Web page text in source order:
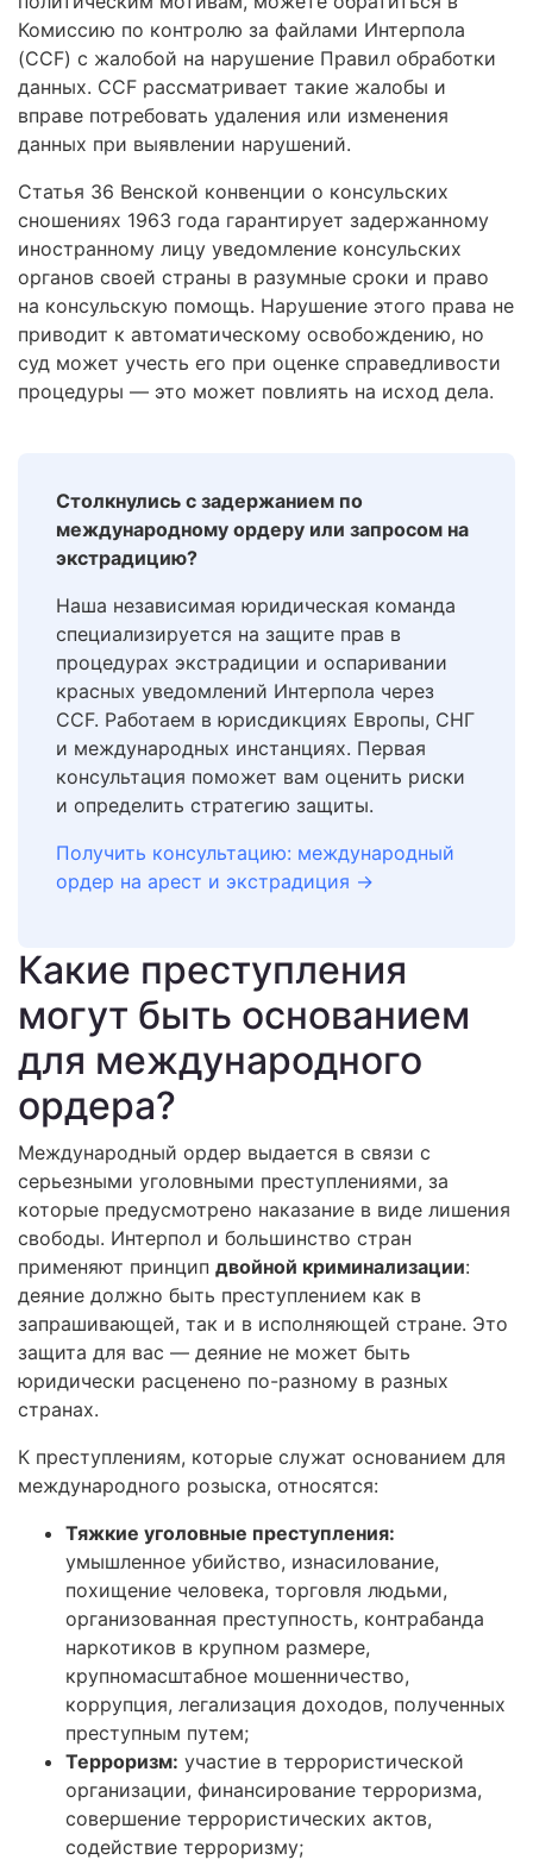
Комиссию по контролю за файлами Интерпола
(CCF) с жалобой на нарушение Правил обработки
данных. CCF рассматривает такие жалобы и
вправе потребовать удаления или изменения
данных при выявлении нарушений.
Статья 36 Венской конвенции о консульских
сношениях 1963 года гарантирует задержанному
иностранному лицу уведомление консульских
органов своей страны в разумные сроки и право
на консульскую помощь. Нарушение этого права не
приводит к автоматическому освобождению, но
суд может учесть его при оценке справедливости
процедуры — это может повлиять на исход дела.
Столкнулись с задержанием по
международному ордеру или запросом на
экстрадицию?
Наша независимая юридическая команда
специализируется на защите прав в
процедурах экстрадиции и оспаривании
красных уведомлений Интерпола через
CCF. Работаем в юрисдикциях Европы, СНГ
и международных инстанциях. Первая
консультация поможет вам оценить риски
и определить стратегию защиты.
Получить консультацию: международный
ордер на арест и экстрадиция →
Какие преступления
могут быть основанием
для международного
ордера?
Международный ордер выдается в связи с
серьезными уголовными преступлениями, за
которые предусмотрено наказание в виде лишения
свободы. Интерпол и большинство стран
применяют принцип двойной криминализации:
деяние должно быть преступлением как в
запрашивающей, так и в исполняющей стране. Это
защита для вас — деяние не может быть
юридически расценено по-разному в разных
странах.
К преступлениям, которые служат основанием для
международного розыска, относятся:
Тяжкие уголовные преступления:
умышленное убийство, изнасилование,
похищение человека, торговля людьми,
организованная преступность, контрабанда
наркотиков в крупном размере,
крупномасштабное мошенничество,
коррупция, легализация доходов, полученных
преступным путем;
Терроризм: участие в террористической
организации, финансирование терроризма,
совершение террористических актов,
содействие терроризму;